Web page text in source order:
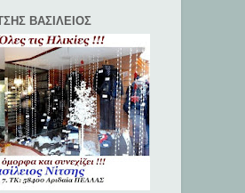
ΒΑΣΙΛΕΙΟΣ